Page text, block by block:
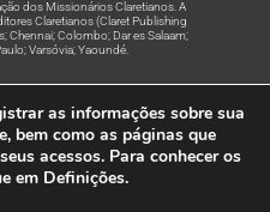
dos Missionários Claretianos. A
Claretianos (Claret Publishing
Chennai; Colombo; Dar es Salaam;
Varsóvia; Yaoundé.
as informações sobre sua
bem como as páginas que
acessos. Para conhecer os
em Definições.